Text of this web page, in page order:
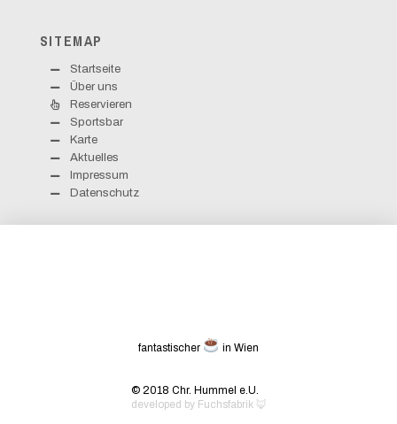
SITEMAP
Startseite
Über uns
Reservieren
Sportsbar
Karte
Aktuelles
Impressum
Datenschutz
fantastischer in Wien
© 2018 Chr. Hummel e.U.
developed by Fuchsfabrik 🦊